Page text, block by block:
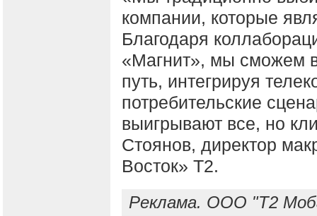
компании, которые
Благодаря
«Магнит», мы сможем
путь, интегрируя
потребительские
выигрывают все, но
Стоянов, директор
Восток» T2.
Реклама. ООО "Т2